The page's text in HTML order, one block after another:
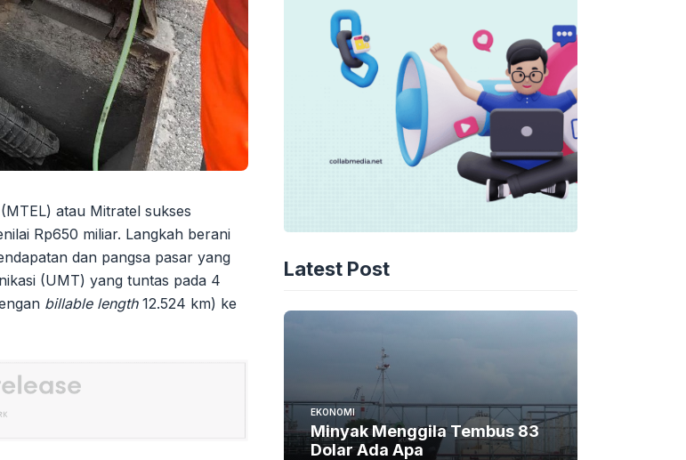
atau Mitratel sukses
Rp650 miliar. Langkah berani
dan pangsa pasar yang
(UMT) yang tuntas pada 4
billable length12.524 km) ke
Latest Post
EKONOMI
Minyak Menggila Tembus 83
Dolar Ada Apa